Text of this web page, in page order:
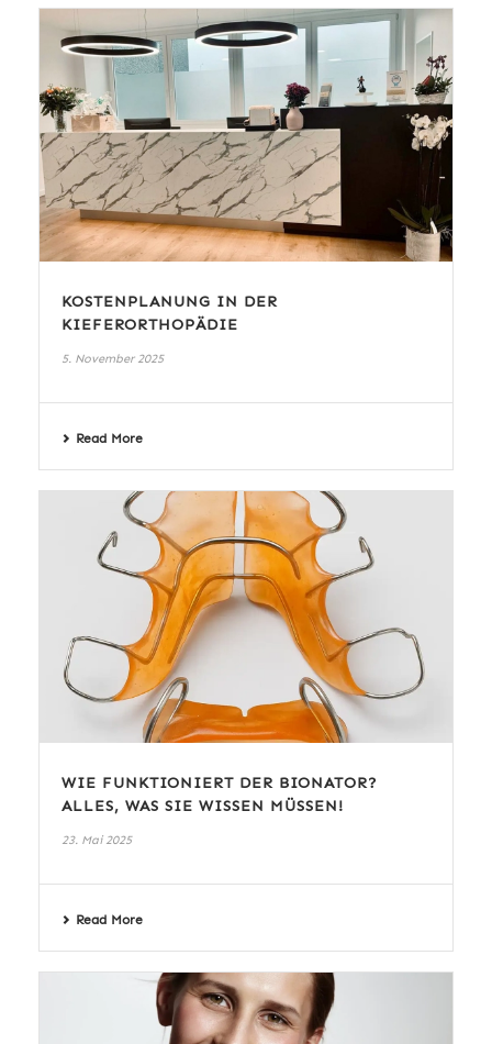
KOSTENPLANUNG IN DER
KIEFERORTHOPÄDIE
5. November 2025
Read More
WIE FUNKTIONIERT DER BIONATOR?
ALLES, WAS SIE WISSEN MÜSSEN!
23. Mai 2025
Read More